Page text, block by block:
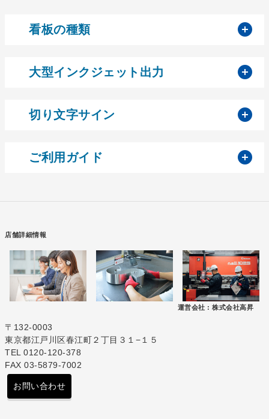
看板の種類
大型インクジェット出力
切り文字サイン
ご利用ガイド
店舗詳細情報
運営会社 : 株式会社高昇
〒132-0003
東京都江戸川区春江町２丁目３１−１５
TEL 0120-120-378
FAX 03-5879-7002
お問い合わせ